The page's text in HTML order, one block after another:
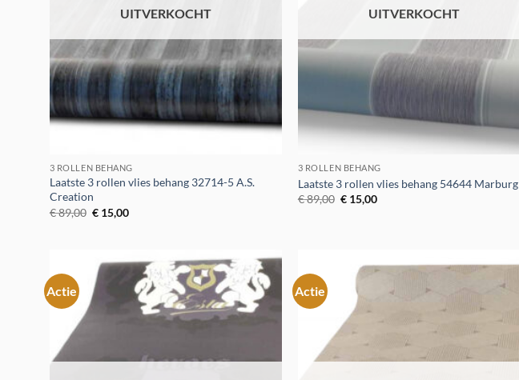
UITVERKOCHT
3 ROLLEN BEHANG
Laatste 3 rollen vlies behang 32714-5 A.S.
Creation
€89,00 Oorspronkelijke
prijs
€ 15,00Huidige
UITVERKOCHT
3 ROLLEN BEHANG
Laatste 3 rollen vlies behang 54644 Marburg
€89,00 Oorspronkelijke
prijs
€ 15,00Huidige
Actie
Toevoegen
aan
verlanglijst
Actie